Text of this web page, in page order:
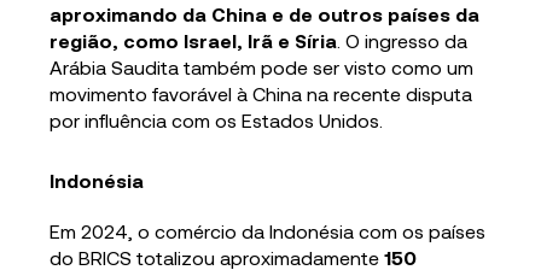
aproximando da China e de outros países da
região, como Israel, Irã e Síria . O ingresso da
Arábia Saudita também pode ser visto como um
movimento favorável à China na recente disputa
por influência com os Estados Unidos.
Indonésia
Em 2024, o comércio da Indonésia com os países
do BRICS totalizou aproximadamente150